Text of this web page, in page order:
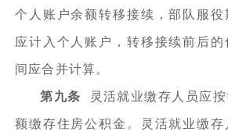
个人账户余额转移接续，部队服
应计入个人账户，转移接续前后
间应合并计算。
第九条 灵活就业缴存人员应
额缴存住房公积金。灵活就业缴